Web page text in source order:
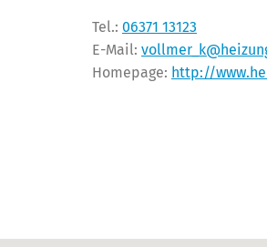
Tel.: 06371 13123
E-Mail:
Homepage: http://